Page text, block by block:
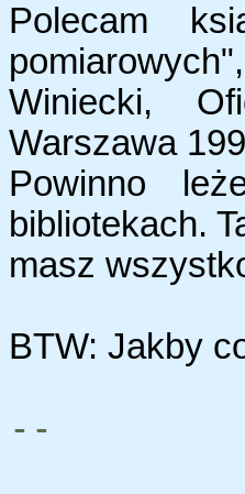
Polecam
Winiecki,
Warszawa
Powinno
bibliotekach.
masz
BTW: Jakby
--